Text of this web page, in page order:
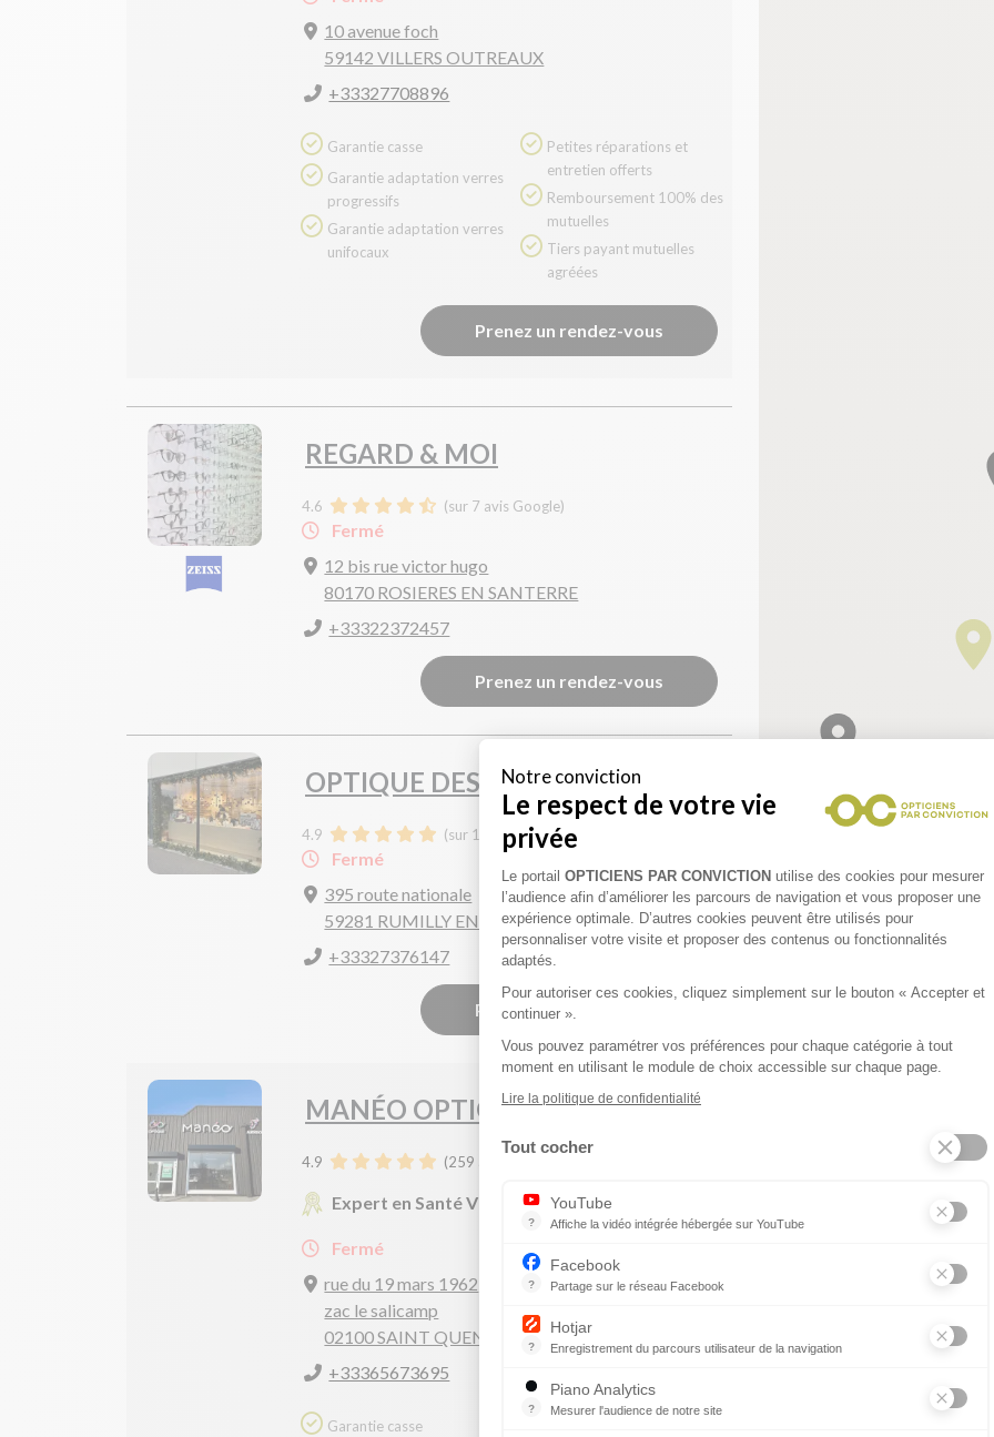
10 avenue foch
59142 VILLERS OUTREAUX
+33327708896
Garantie casse
progressifs
unifocaux
entretien offerts
mutuelles
agréées
Prenez un rendez-vous
REGARD & MOI
4.6 (sur 7 avis Google)
Fermé
12 bis rue victor hugo
80170 ROSIERES EN SANTERRE
+33322372457
Prenez un rendez-vous
OPTIQUE DESSENNE
4.9 (sur 12 avis Google)
Fermé
395 route nationale
59281 RUMILLY EN CAMBRESIS
+33327376147
Prenez un rendez-vous
MANÉO OPTIQUE AUDITION
4.9 (259
Expert en Santé Visuelle
Fermé
rue du 19 mars 1962
zac le salicamp
02100 SAINT QUENTIN
+33365673695
Garantie casse
Notre conviction
Le respect de votre vie
privée
Plateforme de Gestion du
Le portail OPTICIENS PAR CONVICTION utilise des cookies pour mesurer
l’audience afin d’améliorer les parcours de navigation et vous proposer une
expérience optimale. D’autres cookies peuvent être utilisés pour
personnaliser votre visite et proposer des contenus ou fonctionnalités
adaptés.
Pour autoriser ces cookies, cliquez simplement sur le bouton « Accepter et
continuer ».
Vous pouvez paramétrer vos préférences pour chaque catégorie à tout
moment en utilisant le module de choix accessible sur chaque page.
Lire la politique de confidentialité
Tout cocher
?
YouTube
Affiche la vidéo intégrée hébergée sur YouTube
?
Facebook
Partage sur le réseau Facebook
?
Hotjar
Enregistrement du parcours utilisateur de la navigation
?
Piano Analytics
Mesurer l'audience de notre site